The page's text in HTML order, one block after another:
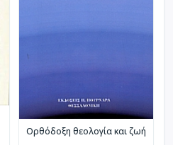
Ορθόδοξη θεολογία και ζωή